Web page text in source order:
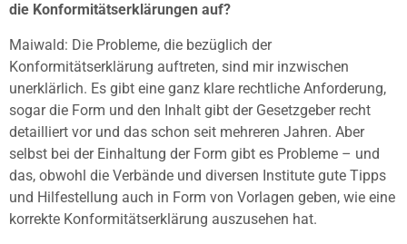
die Konformitätserklärungen auf?
Maiwald: Die Probleme, die bezüglich der
Konformitätserklärung auftreten, sind mir inzwischen
unerklärlich. Es gibt eine ganz klare rechtliche Anforderung,
sogar die Form und den Inhalt gibt der Gesetzgeber recht
detailliert vor und das schon seit mehreren Jahren. Aber
selbst bei der Einhaltung der Form gibt es Probleme – und
das, obwohl die Verbände und diversen Institute gute Tipps
und Hilfestellung auch in Form von Vorlagen geben, wie eine
korrekte Konformitätserklärung auszusehen hat.